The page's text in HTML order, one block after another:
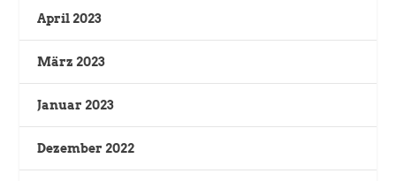
April 2023
März 2023
Januar 2023
Dezember 2022